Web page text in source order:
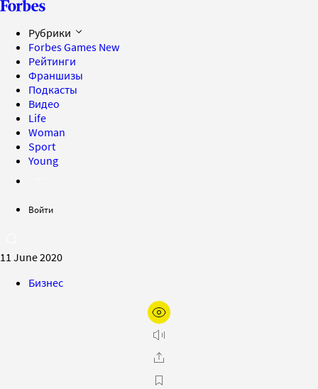
Рубрики
Forbes Games New
Рейтинги
Франшизы
Подкасты
Видео
Life
Woman
Sport
Young
Войти
11 June 2020
Бизнес